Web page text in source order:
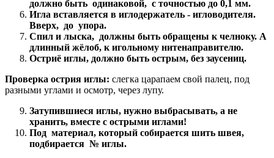
должно быть одинаковой, с точностью до 0,1 мм.
Игла вставляется в иглодержатель - игловодителя.
Вверх, до упора.
Спил и лыска, должны быть обращены к челноку. А
длинный жёлоб, к игольному нитенаправителю.
Остриё иглы, должно быть острым, без заусениц.
Проверка острия иглы: слегка царапаем свой палец, под
разными углами и осмотр, через лупу.
Затупившиеся иглы, нужно выбрасывать, а не
хранить, вместе с острыми иглами!
Под материал, который собирается шить швея,
подбирается № иглы.